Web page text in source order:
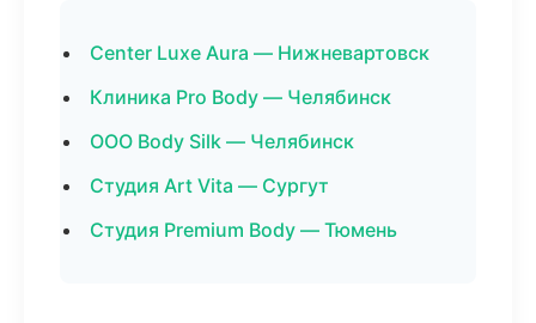
Center Luxe Aura — Нижневартовск
Клиника Pro Body — Челябинск
ООО Body Silk — Челябинск
Студия Art Vita — Сургут
Студия Premium Body — Тюмень